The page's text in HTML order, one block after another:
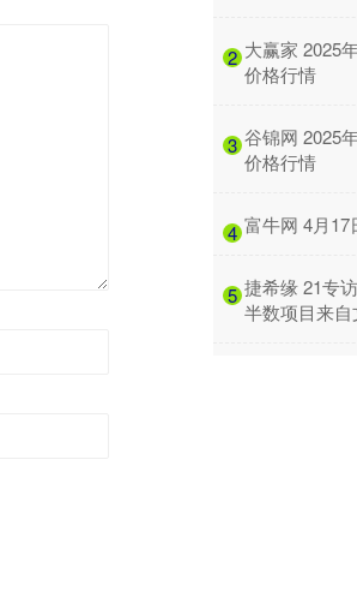
2 大赢家 2025
价格行情
3 谷锦网 2025
价格行情
4 富牛网 4月17
5 捷希缘 21专
半数项目来自